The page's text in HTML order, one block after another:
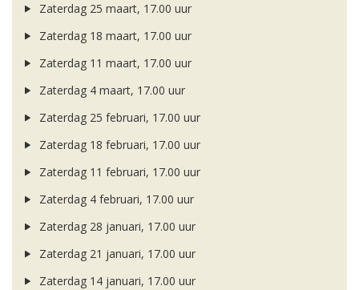
Zaterdag 25 maart, 17.00 uur
Zaterdag 18 maart, 17.00 uur
Zaterdag 11 maart, 17.00 uur
Zaterdag 4 maart, 17.00 uur
Zaterdag 25 februari, 17.00 uur
Zaterdag 18 februari, 17.00 uur
Zaterdag 11 februari, 17.00 uur
Zaterdag 4 februari, 17.00 uur
Zaterdag 28 januari, 17.00 uur
Zaterdag 21 januari, 17.00 uur
Zaterdag 14 januari, 17.00 uur